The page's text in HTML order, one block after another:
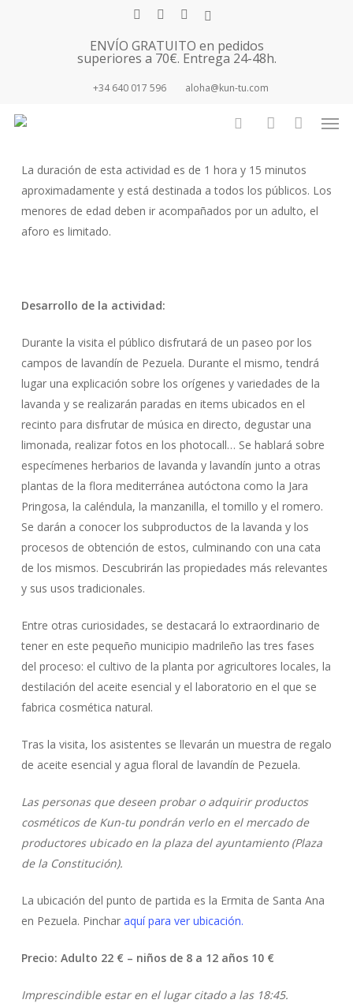
facebookyoutubeinstagram
tiktok
ENVÍO GRATUITO en pedidos
superiores a 70€. Entrega 24-48h.
+34 640 017 596 aloha@kun-tu.com
ESTE PASE ESTÁ COMPLETO.
La duración de esta actividad es de 1 hora y 15 minutos
aproximadamente y está destinada a todos los públicos. Los
menores de edad deben ir acompañados por un adulto, el
aforo es limitado.
Desarrollo de la actividad:
Durante la visita el público disfrutará de un paseo por los
campos de lavandín de Pezuela. Durante el mismo, tendrá
lugar una explicación sobre los orígenes y variedades de la
lavanda y se realizarán paradas en items ubicados en el
recinto para disfrutar de música en directo, degustar una
limonada, realizar fotos en los photocall… Se hablará sobre
especímenes herbarios de lavanda y lavandín junto a otras
plantas de la flora mediterránea autóctona como la Jara
Pringosa, la caléndula, la manzanilla, el tomillo y el romero.
Se darán a conocer los subproductos de la lavanda y los
procesos de obtención de estos, culminando con una cata
de los mismos. Descubrirán las propiedades más relevantes
y sus usos tradicionales.
Entre otras curiosidades, se destacará lo extraordinario de
tener en este pequeño municipio madrileño las tres fases
del proceso: el cultivo de la planta por agricultores locales, la
destilación del aceite esencial y el laboratorio en el que se
fabrica cosmética natural.
Tras la visita, los asistentes se llevarán un muestra de regalo
de aceite esencial y agua floral de lavandín de Pezuela.
Las personas que deseen probar o adquirir productos
cosméticos de Kun-tu pondrán verlo en el mercado de
productores ubicado en la plaza del ayuntamiento (Plaza
de la Constitución).
La ubicación del punto de partida es la Ermita de Santa Ana
en Pezuela. Pinchar aquí para ver ubicación.
Precio: Adulto 22 € – niños de 8 a 12 años 10 €
Imprescindible estar en el lugar citado a las 18:45.